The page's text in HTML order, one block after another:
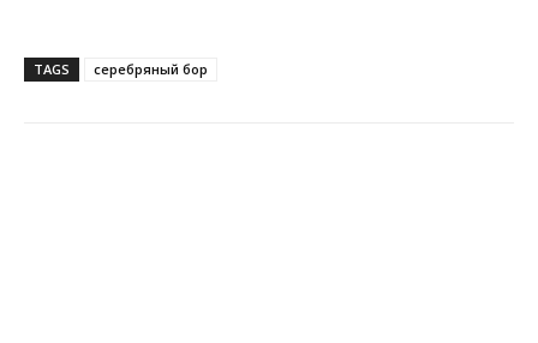
TAGS серебряный бор